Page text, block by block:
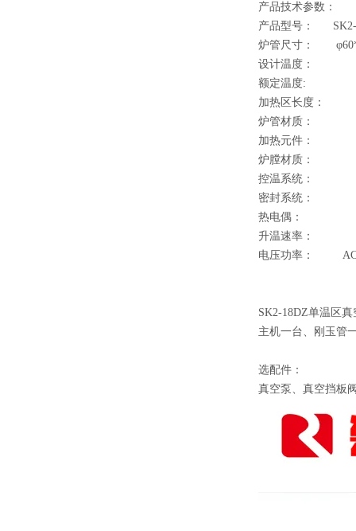
产品技术参数：
产品型号：
炉管尺寸：
设计
额定
加热区
炉管
加热元件
炉膛材质
控温系统： 欧
密封系统： 不
热电偶：
升温速率：
电压功率：
SK2-18DZ单温区
主机一台、刚玉管
选配件：
真空泵、真空挡板